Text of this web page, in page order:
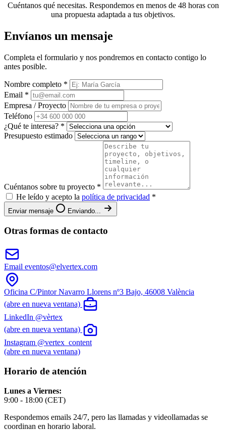
Cuéntanos qué necesitas. Respondemos en menos de 48 horas con
una propuesta adaptada a tus objetivos.
Envíanos un mensaje
Completa el formulario y nos pondremos en contacto contigo lo
antes posible.
Nombre completo *
Email *
Empresa / Proyecto
Teléfono
¿Qué te interesa? *
Presupuesto estimado
Cuéntanos sobre tu proyecto *
He leído y acepto la política de privacidad *
Enviar mensaje Enviando...
Otras formas de contacto
Email eventos@elvertex.com
Oficina C/Pintor Navarro Llorens nº3 Bajo, 46008 València
(abre en nueva ventana)
LinkedIn @vèrtex
(abre en nueva ventana)
Instagram @vertex_content
(abre en nueva ventana)
Horario de atención
Lunes a Viernes:
9:00 - 18:00 (CET)
Respondemos emails 24/7, pero las llamadas y videollamadas se
coordinan en horario laboral.